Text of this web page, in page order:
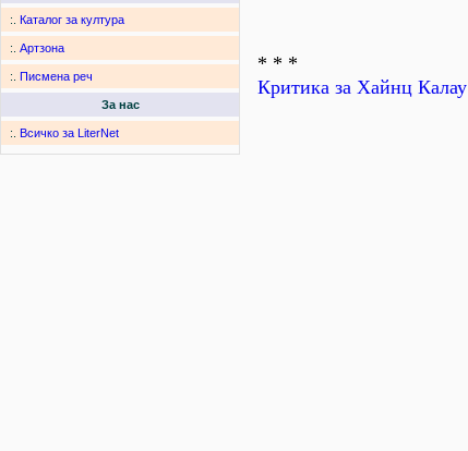
:. Каталог за култура
:. Артзона
:. Писмена реч
За нас
:. Всичко за LiterNet
* * *
Критика за Хайнц Калау